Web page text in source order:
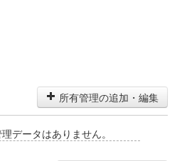
所有管理の追加・編集
データはありません。